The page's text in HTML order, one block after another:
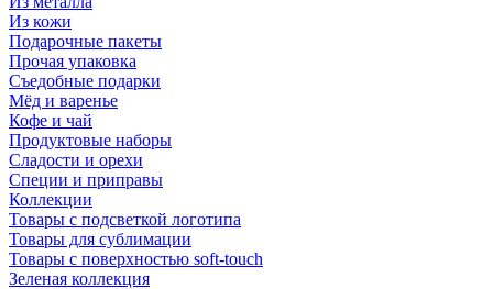
Из кожи
Подарочные пакеты
Прочая упаковка
Съедобные подарки
Мёд и варенье
Кофе и чай
Продуктовые наборы
Сладости и орехи
Специи и приправы
Коллекции
Товары с подсветкой логотипа
Товары для сублимации
Товары с поверхностью soft-touch
Зеленая коллекция